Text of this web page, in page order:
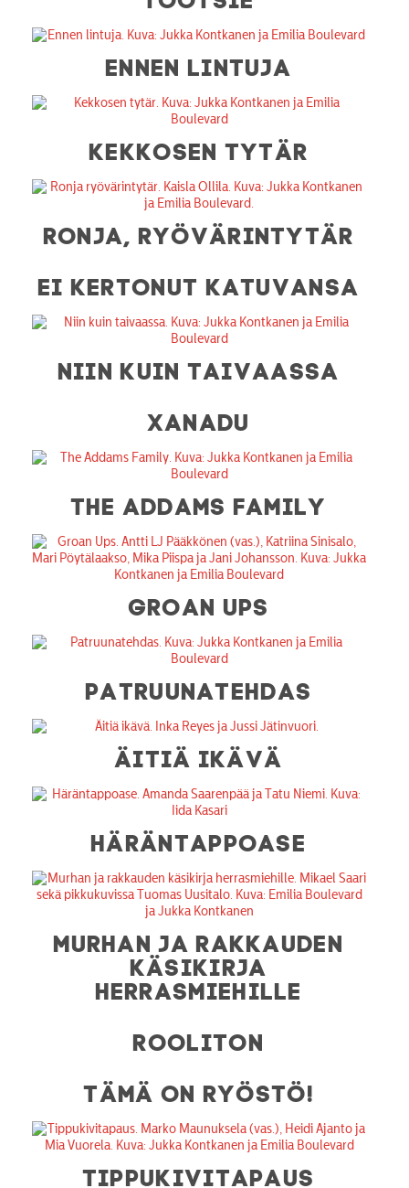
ENNEN LINTUJA
KEKKOSEN TYTÄR
RONJA, RYÖVÄRINTYTÄR
EI KERTONUT KATUVANSA
NIIN KUIN TAIVAASSA
XANADU
THE ADDAMS FAMILY
GROAN UPS
PATRUUNATEHDAS
ÄITIÄ IKÄVÄ
HÄRÄNTAPPOASE
MURHAN JA RAKKAUDEN
KÄSIKIRJA
HERRASMIEHILLE
ROOLITON
TÄMÄ ON RYÖSTÖ!
TIPPUKIVITAPAUS